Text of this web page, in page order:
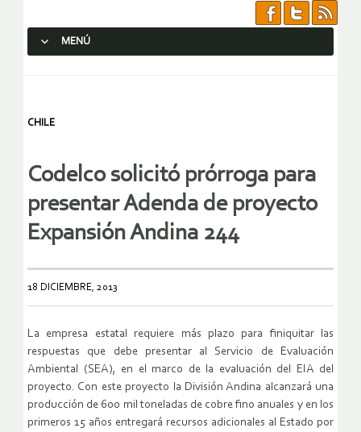
MENÚ
CHILE
Codelco solicitó prórroga para
presentar Adenda de proyecto
Expansión Andina 244
18 DICIEMBRE, 2013
La empresa estatal requiere más plazo para finiquitar las
respuestas que debe presentar al Servicio de Evaluación
Ambiental (SEA), en el marco de la evaluación del EIA del
proyecto. Con este proyecto la División Andina alcanzará una
producción de 600 mil toneladas de cobre fino anuales y en los
primeros 15 años entregará recursos adicionales al Estado por